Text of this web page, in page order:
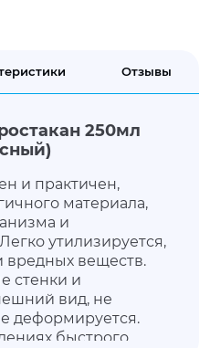
Отзывы
250мл
и практичен,
материала,
и
утилизируется,
вредных веществ.
стенки и
вид, не
деформируется.
быстрого